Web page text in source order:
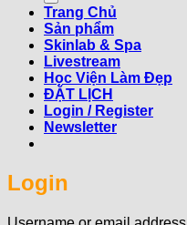
Trang Chủ
Sản phẩm
Skinlab & Spa
Livestream
Học Viện Làm Đẹp
ĐẶT LỊCH
Login / Register
Newsletter
Login